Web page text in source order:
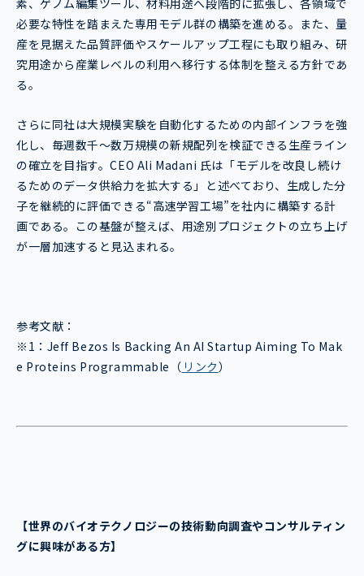
必要な特性を踏まえた専用モデル群の構築を進める。また、量
産を見据えた品質評価やスケールアップ工程にも取り組み、研
究用途から産業レベルの利用へ移行する体制を整える方針であ
る。
さらに同社は大規模実験を自動化するための内部インフラを強
化し、毎週数千〜数万規模の新規配列を検証できる生産ライン
の確立を目指す。CEO Ali Madani 氏は「モデルを改良し続け
るためのデータ供給力を拡大する」と述べており、生成した分
子を継続的に評価できる“高速学習工場”を社内に構築する計
画である。この基盤が整えば、用途別プロジェクトの立ち上げ
が一層加速すると見込まれる。
参考文献：
※1： Jeff Bezos Is Backing An AI Startup Aiming To Mak
e Proteins Programmable （ リンク）
【世界のバイオテクノロジーの技術動向調査やコンサルティン
グに興味がある方】